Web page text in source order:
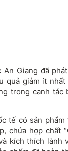
An Giang đã
quả giảm ít nhất
trong canh tác
tế có sản phẩm
chứa hợp chất
kích thích lành